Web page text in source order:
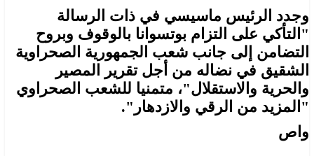
وجدد الرئيس ماسيسي في ذات الرسالة
"التأكي على التزام بوتسوانا بالوقوف وبروح
التضامن إلى جانب شعب الجمهورية الصحراوية
الشقيق في نضاله من أجل تقرير المصير
والحرية والاستقلال"، متمنيا للشعب الصحراوي
"المزيد من الرقي والازدهار".
واص